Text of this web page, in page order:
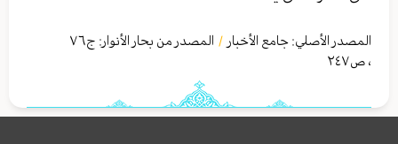
المصدر الأصلي: جامع الأخبار / المصدر من بحار الأنوار: ج٧٦
، ص٢٤٧